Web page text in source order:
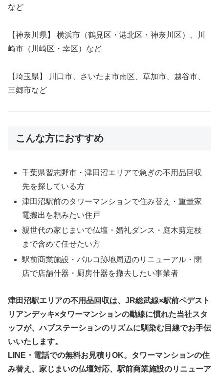
など
【神奈川県】 横浜市（鶴見区・港北区・神奈川区）、川
崎市（川崎区・幸区）など
【埼玉県】 川口市、さいたま市南区、草加市、越谷市、
三郷市など
こんな方におすすめ
千葉県習志野市・津田沼エリアで急ぎの不用品回収
先を探している方
津田沼駅前のタワーマンションで住み替え・重量家
電搬出を頼みたい住戸
親世代の家じまいで仏壇・婚礼ダンス・庭木剪定枝
まで含めて任せたい方
駅前商業施設・パルコ跡地周辺のリニューアル・閉
店で店舗什器・厨房什器を撤去したい事業者
津田沼駅エリアの不用品回収は、JR総武線×駅前ペデスト
リアンデッキ×タワーマンションの動線に慣れた当社スタ
ッフが、ハブステーションのリズムに馴染む目線でお手伝
いいたします。
LINE・電話での無料お見積りOK。タワーマンションの住
み替え、家じまいの仏壇対応、駅前商業施設のリニューア